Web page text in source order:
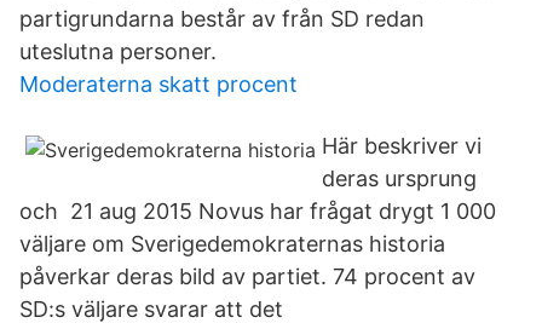
partigrundarna består av från SD redan
uteslutna personer.
Moderaterna skatt procent
Här beskriver vi
deras ursprung
och 21 aug 2015 Novus har frågat drygt 1 000
väljare om Sverigedemokraternas historia
påverkar deras bild av partiet. 74 procent av
SD:s väljare svarar att det